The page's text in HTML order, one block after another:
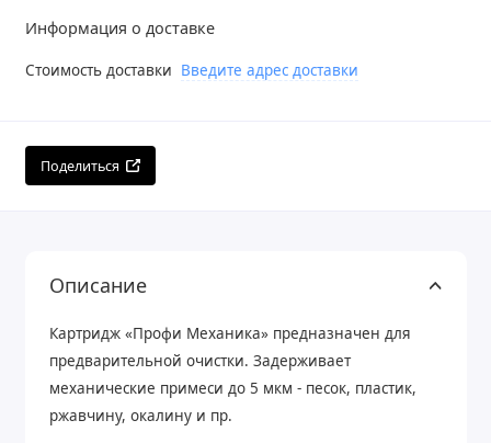
Информация о доставке
Стоимость доставки Введите адрес доставки
Поделиться
Описание
Картридж «Профи Механика» предназначен для
предварительной очистки. Задерживает
механические примеси до 5 мкм - песок, пластик,
ржавчину, окалину и пр.